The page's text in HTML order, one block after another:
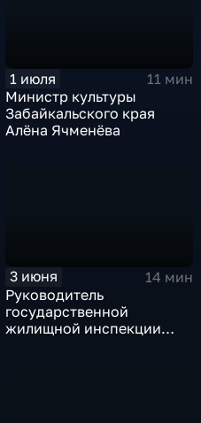
1 июля
11 мин
Министр культуры
Забайкальского края
Алёна Ячменёва
3 июня
14 мин
Руководитель
государственной
жилищной инспекции